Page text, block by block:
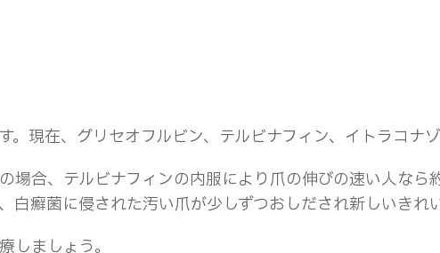
。現在、グリセオフルビン、テルビナフィン、イトラコナ
場合、テルビナフィンの内服により爪の伸びの速い人な
白癬菌に侵された汚い爪が少しずつおしだされ新しいきれ
しましょう。